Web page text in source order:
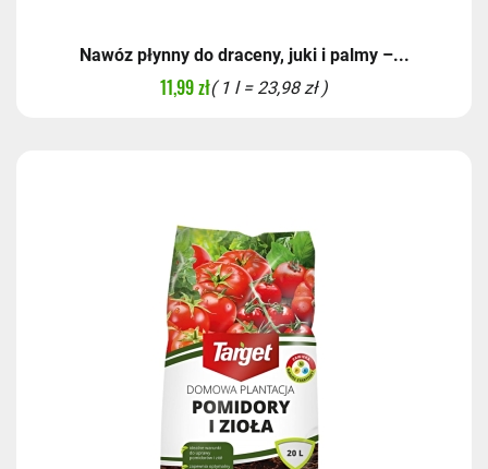
Nawóz płynny do draceny, juki i palmy –...
11,99 zł( 1 l = 23,98 zł )